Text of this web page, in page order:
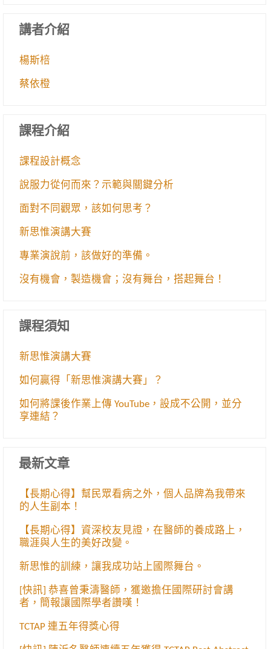
講者介紹
楊斯棓
蔡依橙
課程介紹
課程設計概念
說服力從何而來？示範與關鍵分析
面對不同觀眾，該如何思考？
新思惟演講大賽
專業演說前，該做好的準備。
沒有機會，製造機會；沒有舞台，搭起舞台！
課程須知
新思惟演講大賽
如何贏得「新思惟演講大賽」？
如何將課後作業上傳 YouTube，設成不公開，並分
享連結？
最新文章
【長期心得】幫民眾看病之外，個人品牌為我帶來
的人生副本！
【長期心得】資深校友見證，在醫師的養成路上，
職涯與人生的美好改變。
新思惟的訓練，讓我成功站上國際舞台。
[快訊] 恭喜曾秉濤醫師，獲邀擔任國際研討會講
者，簡報讓國際學者讚嘆！
TCTAP 連五年得獎心得